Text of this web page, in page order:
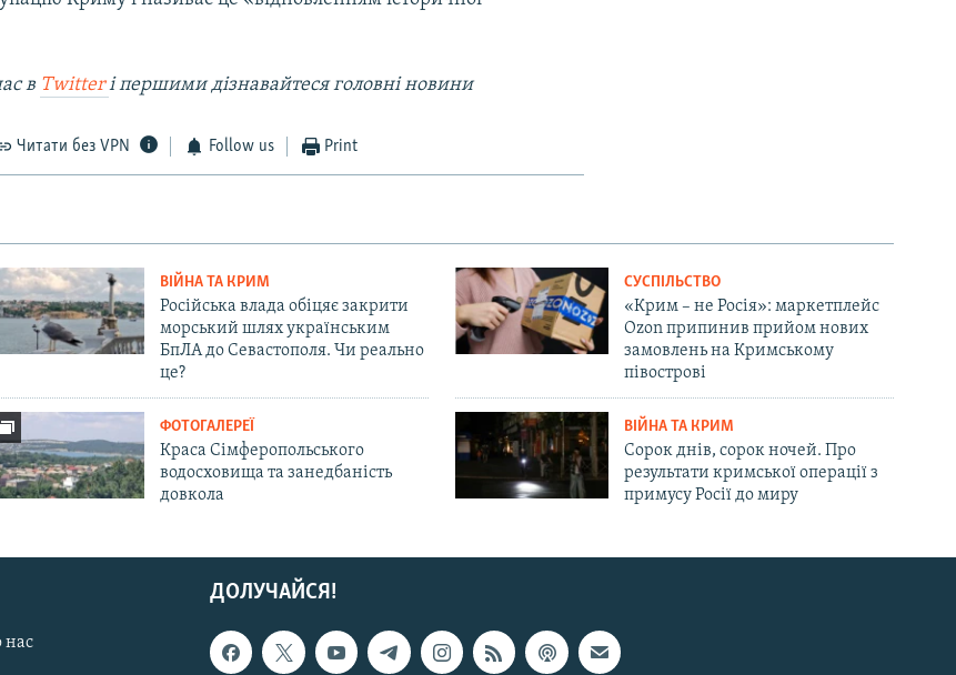
в Twitterі першими дізнавайтеся головні новини
Читати без VPN Follow us Print
ВІЙНА ТА КРИМ
Російська влада обіцяє закрити
морський шлях українським
БпЛА до Севастополя. Чи реально
це?
СУСПІЛЬСТВО
«Крим – не Росія»: маркетплейс
Ozon припинив прийом нових
замовлень на Кримському
півострові
ФОТОГАЛЕРЕЇ
Краса Сімферопольського
водосховища та занедбаність
довкола
ВІЙНА ТА КРИМ
Сорок днів, сорок ночей. Про
результати кримської операції з
примусу Росії до миру
ДОЛУЧАЙСЯ!
нас